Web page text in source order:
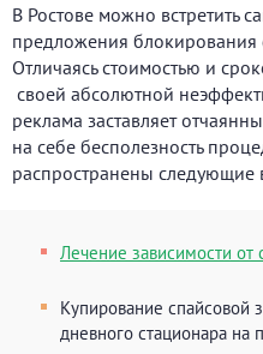
В Ростове можно встретить
предложения блокирования
Отличаясь стоимостью и
своей абсолютной
реклама заставляет
на себе бесполезность
распространены
Лечение зависимости от
Купирование спайсовой
дневного стационара на